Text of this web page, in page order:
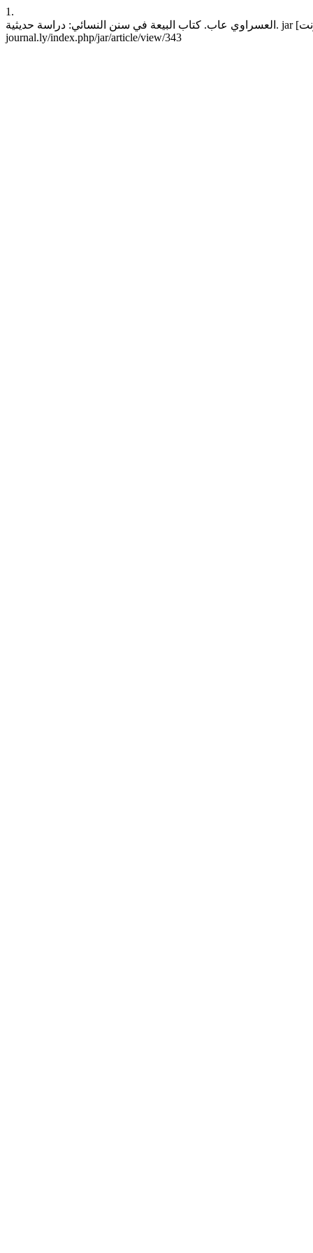
1.
العسراوي عاب. كتاب البيعة في سنن النسائي: دراسة حديثية. jar [انترنت]. 30 يناير، 2019 [وثق 8 أغسطس، 2026];13:376-41. موجود في: https://lam-
journal.ly/index.php/jar/article/view/343